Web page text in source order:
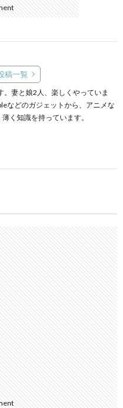
稿一覧
。妻と娘2人、楽しくやっていま
などのガジェットから、アニメな
く知識を持っています。